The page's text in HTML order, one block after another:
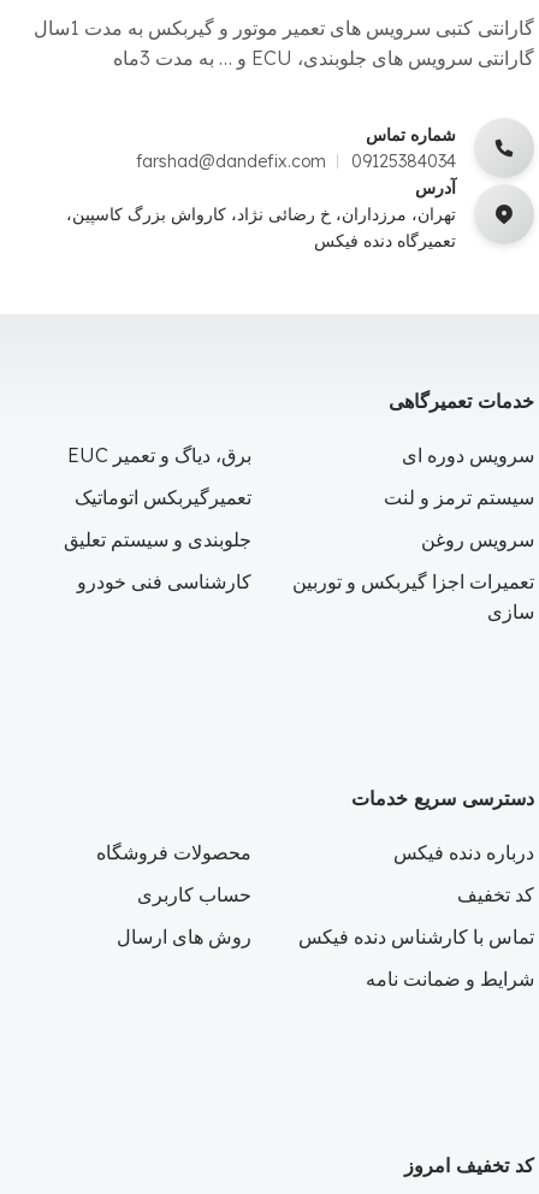
گارانتی کتبی سرویس های تعمیر موتور و گیربکس به مدت 1سال
گارانتی سرویس های جلوبندی، ECU و … به مدت 3ماه
شماره تماس
09125384034
farshad@dandefix.com
آدرس
تهران، مرزداران، خ رضائی نژاد، کارواش بزرگ کاسپین،
تعمیرگاه دنده فیکس
خدمات تعمیرگاهی
سرویس دوره ای
برق، دیاگ و تعمیر EUC
سیستم ترمز و لنت
تعمیرگیربکس اتوماتیک
سرویس روغن
جلوبندی و سیستم تعلیق
تعمیرات اجزا گیربکس و توربین
سازی
کارشناسی فنی خودرو
دسترسی سریع خدمات
درباره دنده فیکس
محصولات فروشگاه
کد تخفیف
حساب کاربری
تماس با کارشناس دنده فیکس
روش های ارسال
شرایط و ضمانت نامه
کد تخفیف امروز